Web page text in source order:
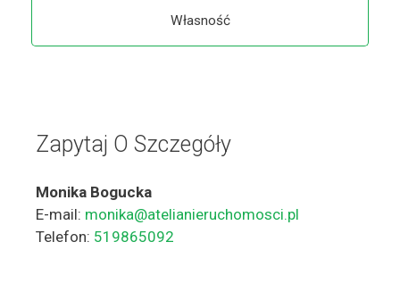
Własność
Zapytaj O Szczegóły
Monika Bogucka
E-mail: monika@atelianieruchomosci.pl
Telefon: 519865092